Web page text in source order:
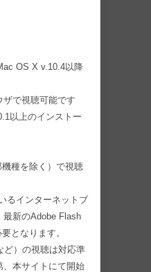
OS X v.10.4以降
で視聴可能です
以上のインストー
種を除く）で視聴
るインターネットブ
最新のAdobe Flash
となります。
）の視聴は対応準
、本サイトにて開始